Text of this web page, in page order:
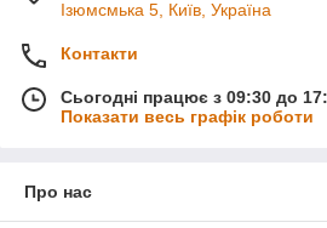
Ізюмсмька 5, Київ, Україна
Контакти
Сьогодні працює з 09:30 до
Показати весь графік роботи
Про нас